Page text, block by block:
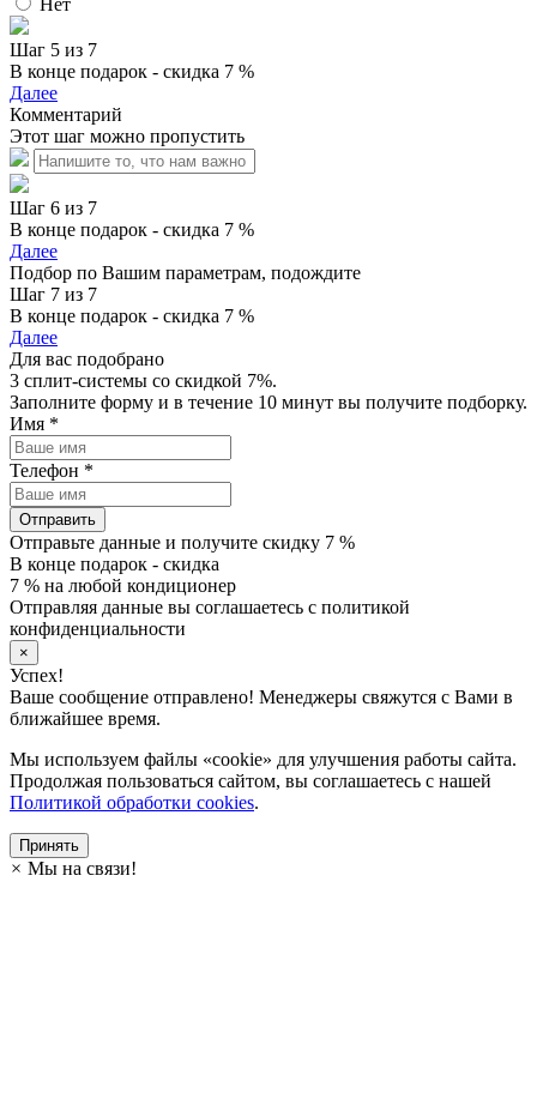
Нет
Шаг 5 из 7
В конце подарок - скидка 7 %
Далее
Комментарий
Этот шаг можно пропустить
Шаг 6 из 7
В конце подарок - скидка 7 %
Далее
Подбор по Вашим параметрам, подождите
Шаг 7 из 7
В конце подарок - скидка 7 %
Далее
Для вас подобрано
3 сплит-системы со скидкой 7%.
Заполните форму и в течение 10 минут вы получите подборку.
Имя *
Телефон *
Отправить
Отправьте данные и получите скидку 7 %
В конце подарок - скидка
7 % на любой кондиционер
Отправляя данные вы соглашаетесь с политикой
конфиденциальности
×
Успех!
Ваше сообщение отправлено! Менеджеры свяжутся с Вами в
ближайшее время.
Мы используем файлы «cookie» для улучшения работы сайта.
Продолжая пользоваться сайтом, вы соглашаетесь с нашей
Политикой обработки cookies.
Принять
× Мы на связи!